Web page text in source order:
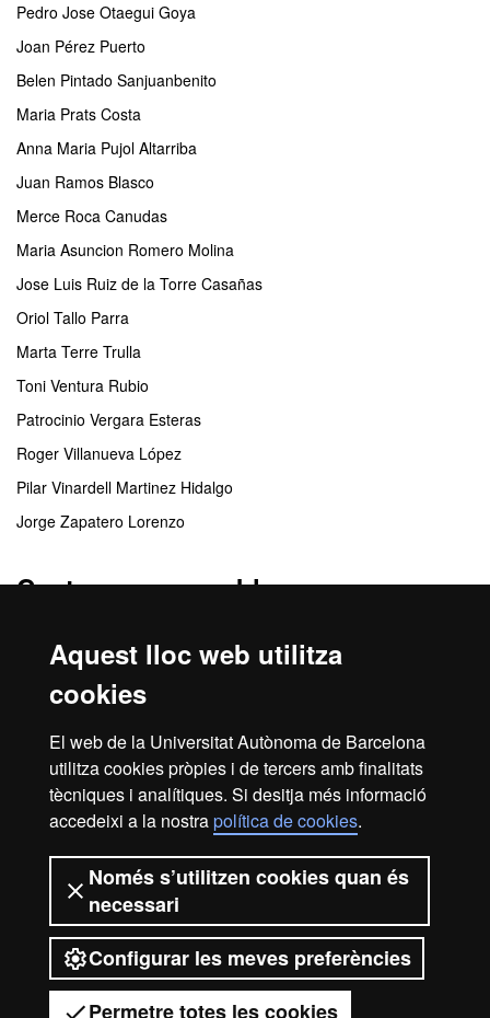
Aquest lloc web utilitza
cookies
El web de la Universitat Autònoma de Barcelona
utilitza cookies pròpies i de tercers amb finalitats
tècniques i analítiques. Si desitja més informació
accedeixi a la nostrapolítica de cookies.
Només s’utilitzen cookies quan és
necessari
Configurar les meves preferències
Permetre totes les cookies
Pedro Jose Otaegui Goya
Joan Pérez Puerto
Belen Pintado Sanjuanbenito
Maria Prats Costa
Anna Maria Pujol Altarriba
Juan Ramos Blasco
Merce Roca Canudas
Maria Asuncion Romero Molina
Jose Luis Ruiz de la Torre Casañas
Oriol Tallo Parra
Marta Terre Trulla
Toni Ventura Rubio
Patrocinio Vergara Esteras
Roger Villanueva López
Pilar Vinardell Martinez Hidalgo
Jorge Zapatero Lorenzo
Centres responsables
Facultat de Veterinària
Centres col·laboradors
FELASA
Inici Avís legal
Protecció de dades
Sobre el web
2026 Universitat Autònoma de
Barcelona